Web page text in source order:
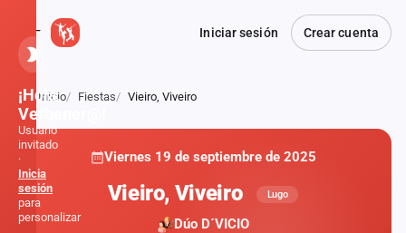
Iniciar sesión Crear cuenta
Atrás
Inicio Fiestas Vieiro, Viveiro
Viernes 19 de septiembre de 2025
Vieiro, Viveiro Lugo
Dúo D´VICIO
¡Hola,
Verbener@!
Usuario
invitado
·
Inicia
sesión
para
personalizar